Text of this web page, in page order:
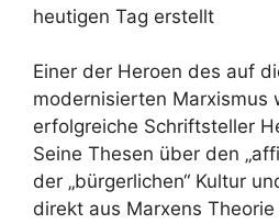
heutigen Tag erstellt
Einer der Heroen des auf
modernisierten Marxismus
erfolgreiche Schriftsteller
Seine Thesen über den
der „bürgerlichen“ Kultur
direkt aus Marxens